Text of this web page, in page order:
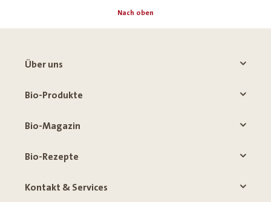
Nach oben
Über uns
Bio-Produkte
Bio-Magazin
Bio-Rezepte
Kontakt & Services